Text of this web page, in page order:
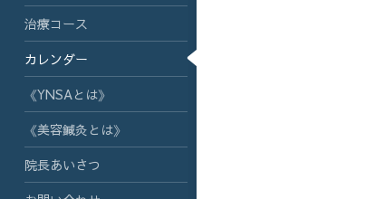
治療コース
カレンダー
《YNSAとは》
《美容鍼灸とは》
院長あいさつ